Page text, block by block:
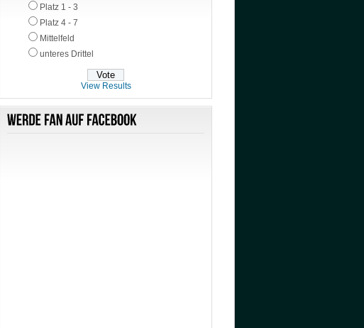
Platz 1 - 3
Platz 4 - 7
Mittelfeld
unteres Drittel
View Results